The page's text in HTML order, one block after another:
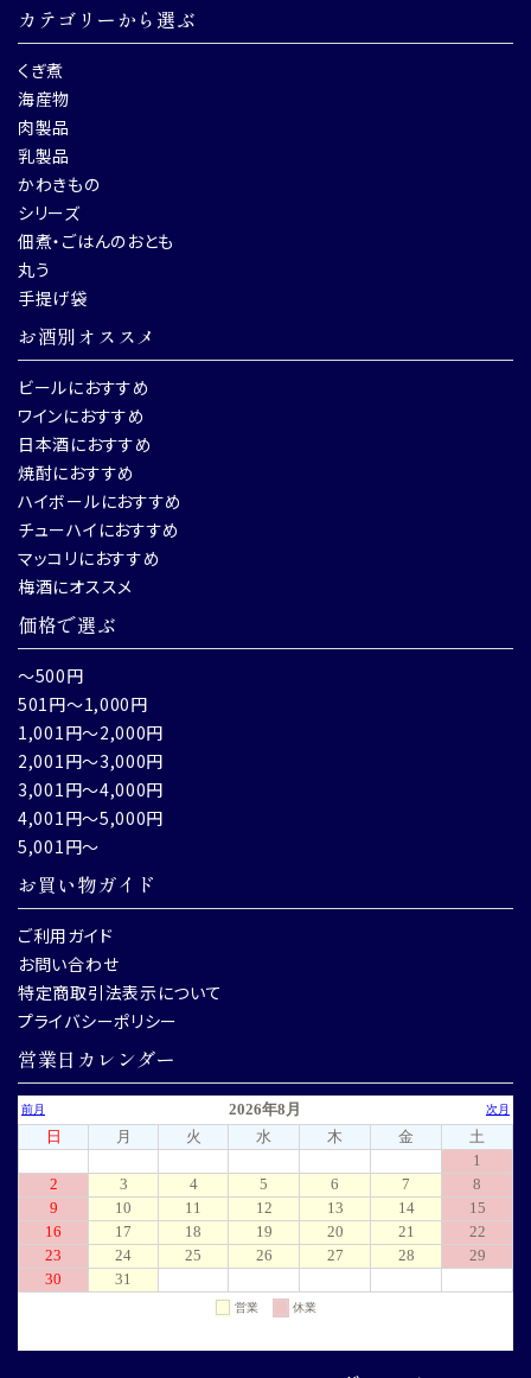
カテゴリーから選ぶ
くぎ煮
海産物
肉製品
乳製品
かわきもの
シリーズ
佃煮・ごはんのおとも
丸う
手提げ袋
お酒別オススメ
ビールにおすすめ
ワインにおすすめ
日本酒におすすめ
焼酎におすすめ
ハイボールにおすすめ
チューハイにおすすめ
マッコリにおすすめ
梅酒にオススメ
価格で選ぶ
～500円
501円～1,000円
1,001円～2,000円
2,001円～3,000円
3,001円～4,000円
4,001円～5,000円
5,001円～
お買い物ガイド
ご利用ガイド
お問い合わせ
特定商取引法表示について
プライバシーポリシー
営業日カレンダー